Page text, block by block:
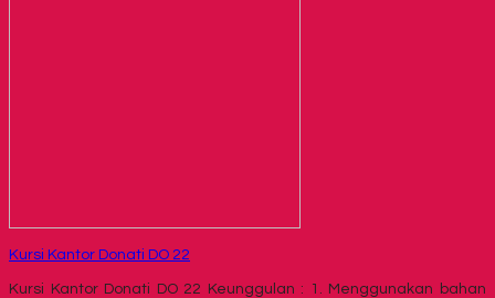
Kursi Kantor Donati DO 22
Kursi Kantor Donati DO 22 Keunggulan : 1. Menggunakan bahan